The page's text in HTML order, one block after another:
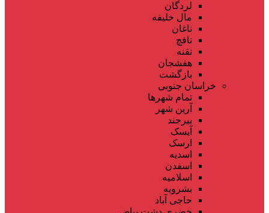
لردگان
مال خلیفه
ناغان
نافچ
نقنه
هفشجان
بازگشت
خراسان جنوبی
تمام شهر‌ها
آرین شهر
بیرجند
آیسک
ارسک
اسدیه
اسفدن
اسلامیه
بشرویه
حاجی آباد